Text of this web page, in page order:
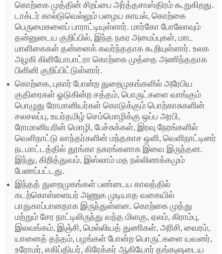
கொற்கை முத்தின் சிறப்பை அர்த்தசாஸ்திரம் கூறுகிறது.
டாக்டர் கால்டுவெல்லும் பழைய காயல், கொற்கை
பெருமைகளைப் பாராட்டியுள்ளார். மார்கோ போலோவும்
தன்னுடைய குறிப்பில், இந்த நகர அமைப்புகள், மாட
மாளிகைகள் தன்னைக் கவர்ந்ததாக கூறியுள்ளார். உலக
அழகி கிளியோபாட்ரா கொற்கை முத்தை அணிந்ததாக
பிளினி குறிப்பிட்டுள்ளார்.
கொற்கை, புகார் போன்ற துறைமுகங்களில் அரேபிய
குதிரைகள் ஓடுகின்ற சத்தம், பொருட்களை வாங்கும்
பொழுது ரோமானியர்கள் கொடுக்கும் பொற்காசுகளின்
சலசலப்பு, உயர்தமிழ் செம்மொழிக்கு ஒப்ப அரபி,
ரோமானியரின் மொழி, பேச்சுக்கள், இரவு நேரங்களில்
வெளிநாட்டு லாந்தர்களின் மந்தகாச ஒளி, வெளிநாட்டினர்
நடமாட்டத்தில் தூங்கா நகரங்களாக இவை இருந்தன.
இந்து, கிறித்துவம், இஸ்லாம் மத நல்லிணக்கமும்
பேணப்பட்டது.
இந்தத் துறைமுகங்கள் பண்டைய காலத்தில்
கடற்கொள்ளையர் அணுக முடியாத வகையில்
பாதுகாப்பானதாக இருந்துள்ளன. கொற்கை முத்து
மற்றும் சேர நாட்டிலிருந்து வந்த மிளகு, ஏலம், கிராம்பு,
இலவங்கம், இஞ்சி, மெல்லியத் துணிகள், அரிசி, வைரம்,
யானைத் தந்தம், பழங்கள் போன்ற பொருட்களை யவனர்,
உரோமர், எகிப்தியர், கிரேக்கர் ஆகியோர் தங்களுடைய